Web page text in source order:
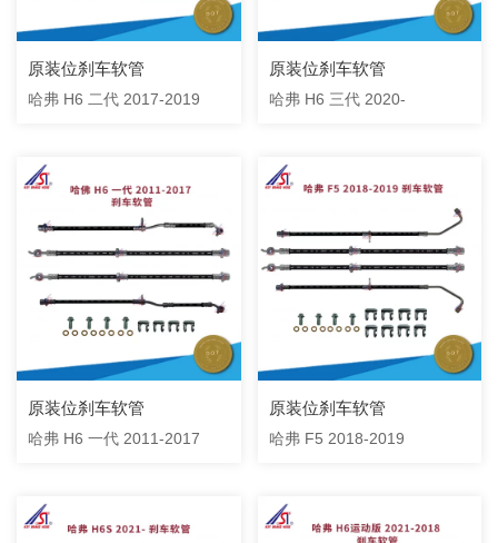
原装位刹车软管
哈弗 H6 二代 2017-2019
原装位刹车软管
哈弗 H6 三代 2020-
原装位刹车软管
哈弗 H6 一代 2011-2017
原装位刹车软管
哈弗 F5 2018-2019